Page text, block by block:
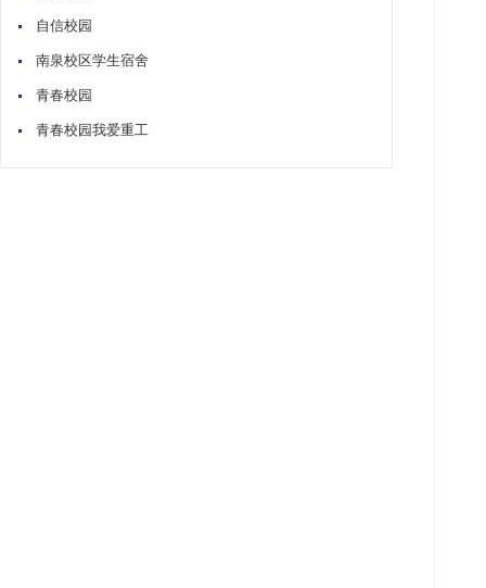
自信校园
南泉校区学生宿舍
青春校园
青春校园我爱重工